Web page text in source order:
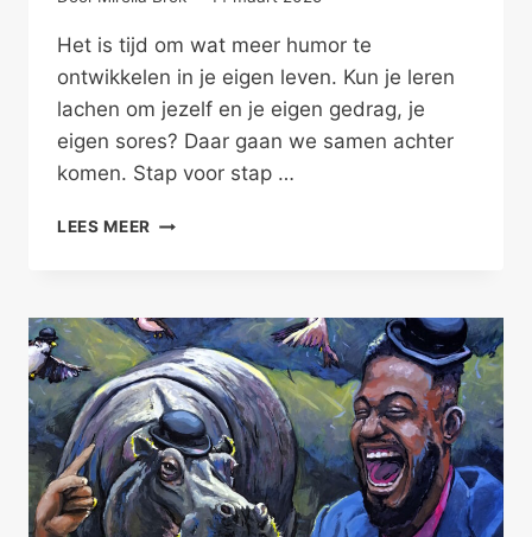
Het is tijd om wat meer humor te
ontwikkelen in je eigen leven. Kun je leren
lachen om jezelf en je eigen gedrag, je
eigen sores? Daar gaan we samen achter
komen. Stap voor stap …
LEES MEER LEREN
ONTWIKKEL
HUMOR